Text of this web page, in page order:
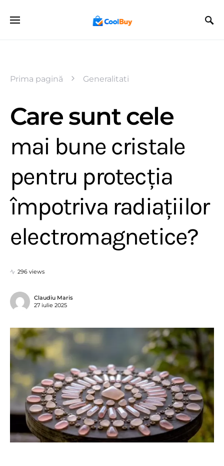
Prima pagină Generalitati
Care sunt cele
mai bune cristale
pentru protecția
împotriva radiațiilor
electromagnetice?
296 views
Claudiu Maris
27 iulie 2025